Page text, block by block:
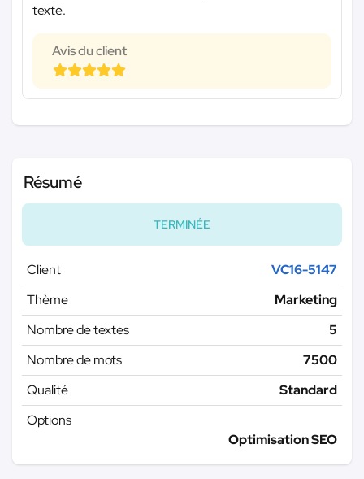
texte.
Avis du client
Résumé
TERMINÉE
Client
VC16-5147
Thème
Marketing
Nombre de textes
5
Nombre de mots
7500
Qualité
Standard
Options
Optimisation SEO